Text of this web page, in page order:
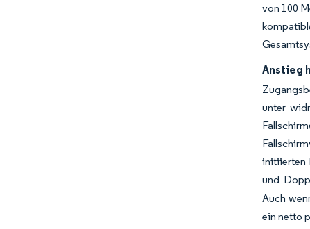
von 100
Anstieg
unter
initiierten
und
Auch
ein netto